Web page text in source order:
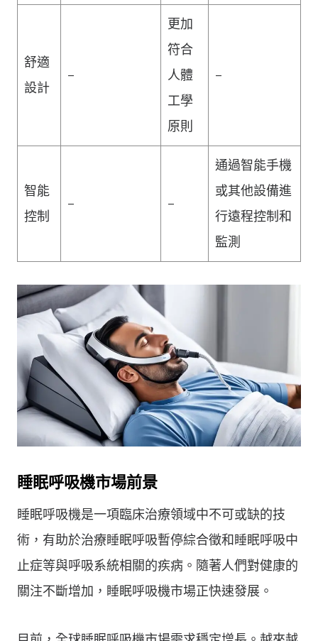
舒適
設計
–
更加
符合
人體
工學
原則
–
智能
控制
– –
通過智能手機
或其他設備進
行遠程控制和
監測
睡眠呼吸機市場前景
睡眠呼吸機是一項臨床治療領域中不可或缺的技
術，有助於治療睡眠呼吸暫停綜合徵和睡眠呼吸中
止症等與呼吸系統相關的疾病。隨著人們對健康的
關注不斷增加，睡眠呼吸機市場正快速發展。